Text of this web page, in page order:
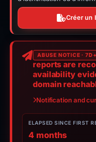
Créer un
ABUSE NOTICE ·
reports are
availability
domain
Notification and
ELAPSED SINCE FIRST
4 months